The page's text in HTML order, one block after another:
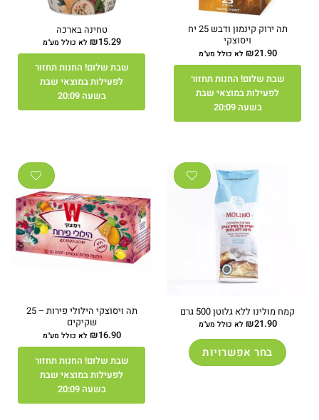
תה ירוק קינמון ודבש 25 יח
ויסוצקי
₪21.90 לא כולל מע"מ
שבת שלום! החנות תחזור
לפעילות במוצאי שבת
בשעה 20:09
טחינה בארכה
₪15.29 לא כולל מע"מ
שבת שלום! החנות תחזור
לפעילות במוצאי שבת
בשעה 20:09
קמח מולינו ללא גלוטן 500 גרם
₪21.90 לא כולל מע"מ
בחר אפשרויות
תה ויסוצקי הילולי פירות – 25
שקיקים
₪16.90 לא כולל מע"מ
שבת שלום! החנות תחזור
לפעילות במוצאי שבת
בשעה 20:09